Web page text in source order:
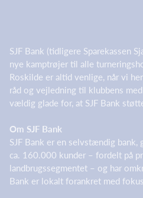
SJF Bank (tidligere Sparekassen
nye kamptrøjer til alle
Roskilde er altid venlige, når vi
råd og vejledning til klubbens
vældig glade for, at SJF Bank
Om SJF Bank
SJF Bank er en selvstændig
ca. 160.000 kunder – fordelt på
landbrugssegmentet – og har
Bank er lokalt forankret med